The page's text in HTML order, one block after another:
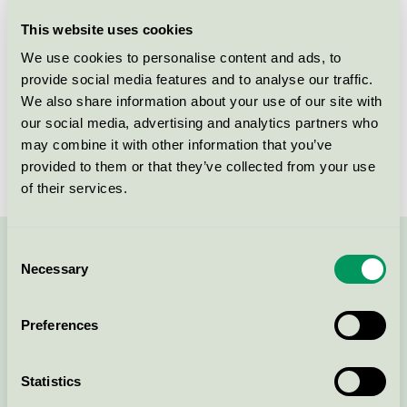
This website uses cookies
We use cookies to personalise content and ads, to
provide social media features and to analyse our traffic.
We also share information about your use of our site with
our social media, advertising and analytics partners who
may combine it with other information that you’ve
provided to them or that they’ve collected from your use
of their services.
Selection
Necessary
Preferences
Statistics
Box 65
SE-193 22Sigtuna
Öppna i google maps
Kontakta oss på eller via formuläret: